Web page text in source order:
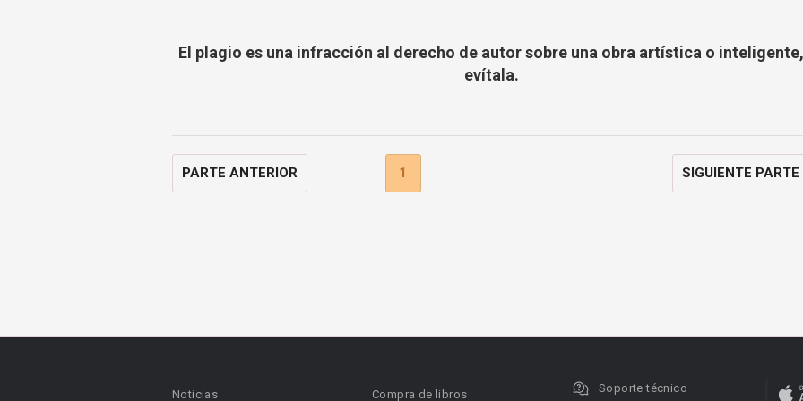
El plagio es una infracción al derecho de autor sobre una obra artística o
evítala.
PARTE ANTERIOR 1 SIGUIENTE PARTE
Noticias Compra de libros Soporte técnico